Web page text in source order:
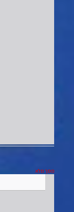
מסך מלא